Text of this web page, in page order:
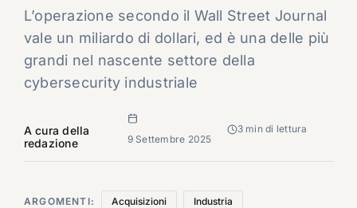
CHI SIAMO
L’operazione secondo il Wall Street Journal
vale un miliardo di dollari, ed è una delle più
grandi nel nascente settore della
cybersecurity industriale
A cura della
redazione
9 Settembre 2025
3 min di lettura
ARGOMENTI: Acquisizioni Industria